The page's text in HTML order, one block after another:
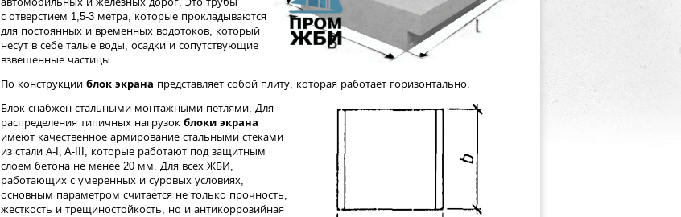
с отверстием 1,5-3 метра, которые прокладываются
для постоянных и временных водотоков, который
несут в себе талые воды, осадки и сопутствующие
взвешенные частицы.
По конструкции блок экрана представляет собой плиту, которая работает горизонтально.
Блок снабжен стальными монтажными петлями. Для
распределения типичных нагрузок блоки экрана
имеют качественное армирование стальными стеками
из стали А-I, A-III, которые работают под защитным
слоем бетона не менее 20 мм. Для всех ЖБИ,
работающих с умеренных и суровых условиях,
основным параметром считается не только прочность,
жесткость и трещиностойкость, но и антикоррозийная